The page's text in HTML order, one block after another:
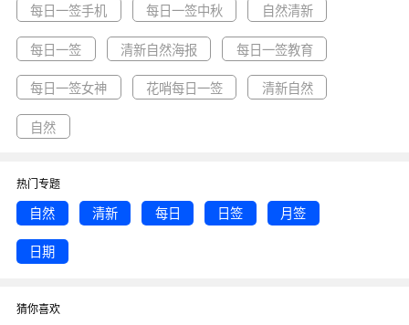
每日一签手机 每日一签中秋 自然清新
每日一签 清新自然海报 每日一签教育
每日一签女神 花哨每日一签 清新自然
自然
热门专题
自然 清新 每日 日签 月签
日期
猜你喜欢